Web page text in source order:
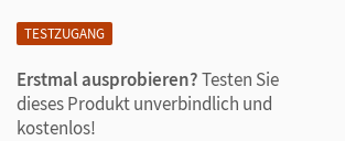
TESTZUGANG
Erstmal ausprobieren?Testen Sie
dieses Produkt unverbindlich und
kostenlos!